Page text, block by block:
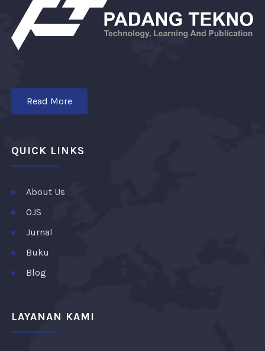
Read More
QUICK LINKS
About Us
OJS
Jurnal
Buku
Blog
LAYANAN KAMI